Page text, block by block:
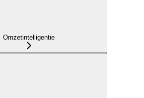
Omzetintelligentie